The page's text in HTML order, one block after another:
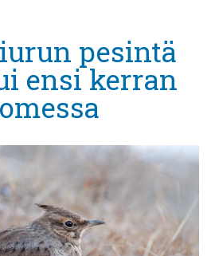
pesintä
ensi kerran